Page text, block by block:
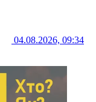
04.08.2026, 09:34